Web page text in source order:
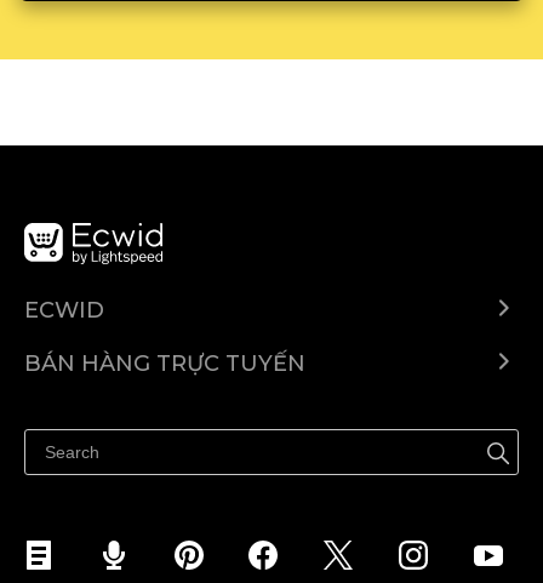
ECWID
Trung tâm trợ giúp
BÁN HÀNG TRỰC TUYẾN
Quảng bá ở bất cứ đâu
Kiểm soát mọi thứ